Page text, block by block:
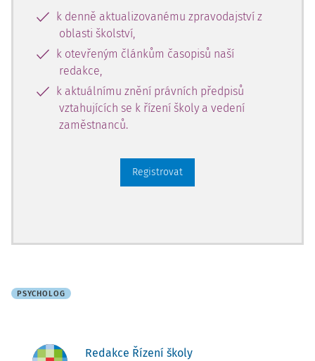
k denně aktualizovanému zpravodajství z
oblasti školství,
k otevřeným článkům časopisů naší
redakce,
k aktuálnímu znění právních předpisů
vztahujících se k řízení školy a vedení
zaměstnanců.
Registrovat
PSYCHOLOG
Redakce Řízení školy